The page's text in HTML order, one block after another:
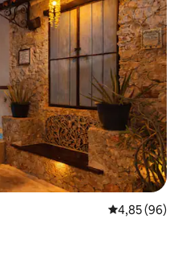
Évaluation
4,85 (96)